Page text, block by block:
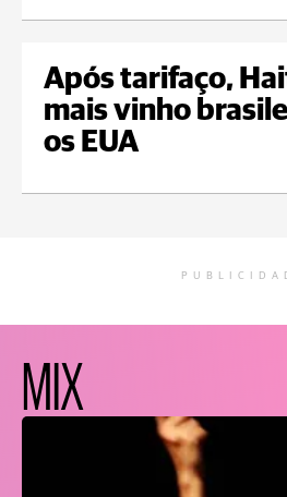
Após tarifaço,
mais vinho
os EUA
MIX